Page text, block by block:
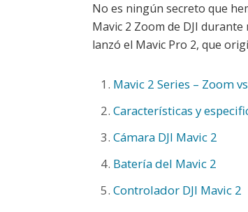
No es ningún secreto que
Mavic 2 Zoom de DJI
lanzó el Mavic Pro 2, que
Mavic 2 Series – Zoom
Características y
Cámara DJI Mavic 2
Batería del Mavic 2
Controlador DJI Mavic 2